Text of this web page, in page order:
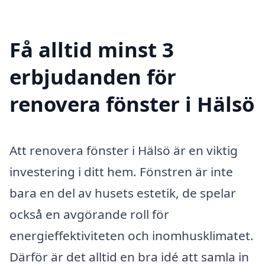
Få alltid minst 3
erbjudanden för
renovera fönster i Hälsö
Att renovera fönster i Hälsö är en viktig
investering i ditt hem. Fönstren är inte
bara en del av husets estetik, de spelar
också en avgörande roll för
energieffektiviteten och inomhusklimatet.
Därför är det alltid en bra idé att samla in